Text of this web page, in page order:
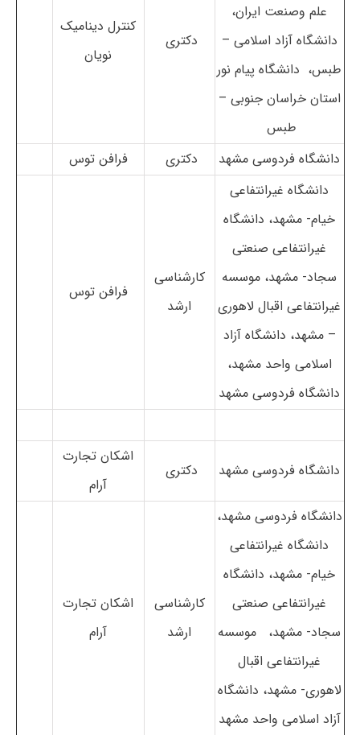
علم وصنعت ایران،
دانشگاه آزاد اسلامی –
طبس، دانشگاه پیام نور
استان خراسان جنوبی –
طبس
دکتری
کنترل دینامیک
نویان
دانشگاه فردوسی مشهد دکتری
فرافن توس
دانشگاه غیرانتفاعی
خیام- مشهد، دانشگاه
غیرانتفاعی صنعتی
سجاد- مشهد، موسسه
غیرانتفاعی اقبال لاهوری
– مشهد، دانشگاه آزاد
اسلامی واحد مشهد،
دانشگاه فردوسی مشهد
کارشناسی
ارشد
فرافن توس
دانشگاه فردوسی مشهد دکتری
اشکان تجارت
آرام
دانشگاه فردوسی مشهد،
دانشگاه غیرانتفاعی
خیام- مشهد، دانشگاه
غیرانتفاعی صنعتی
سجاد- مشهد، موسسه
غیرانتفاعی اقبال
لاهوری- مشهد، دانشگاه
آزاد اسلامی واحد مشهد
کارشناسی
ارشد
اشکان تجارت
آرام